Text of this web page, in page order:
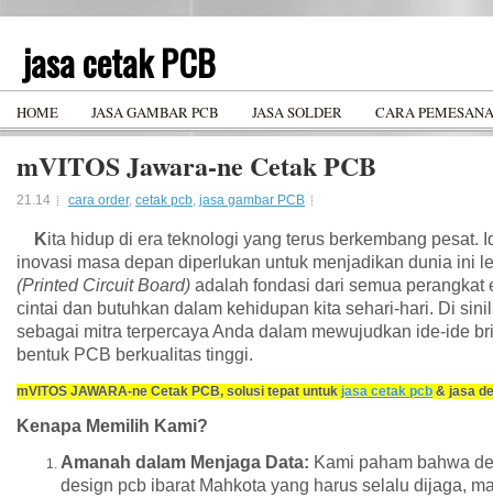
jasa cetak PCB
HOME JASA GAMBAR PCB JASA SOLDER CARA
mVITOS Jawara-ne Cetak PCB
21.14 cara order, cetak pcb, jasa gambar PCB
Kita hidup di era teknologi yang terus berkembang pesat.
inovasi masa depan diperlukan untuk menjadikan dunia ini
(Printed Circuit Board) adalah fondasi dari semua perangkat
cintai dan butuhkan dalam kehidupan kita sehari-hari. Di
sebagai mitra terpercaya Anda dalam mewujudkan ide-ide
bentuk PCB berkualitas tinggi.
mVITOS JAWARA-ne Cetak PCB, solusi tepat untuk jasa cetak pcb & jasa
Kenapa Memilih Kami?
Amanah dalam Menjaga Data: Kami paham bahwa
design pcb ibarat Mahkota yang harus selalu dijaga,